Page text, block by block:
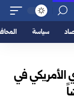
سياسة
الأمريكي في